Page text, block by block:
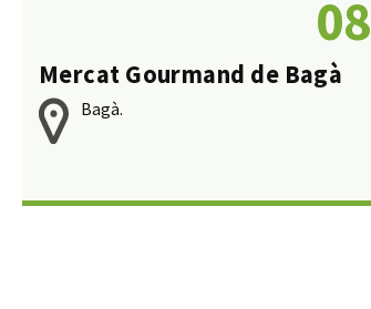
08
Mercat Gourmand de Bagà
Bagà.